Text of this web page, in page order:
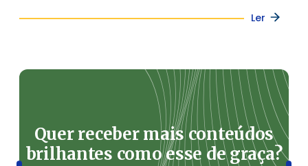
Ler
Quer receber mais conteúdos
brilhantes como esse de graça?